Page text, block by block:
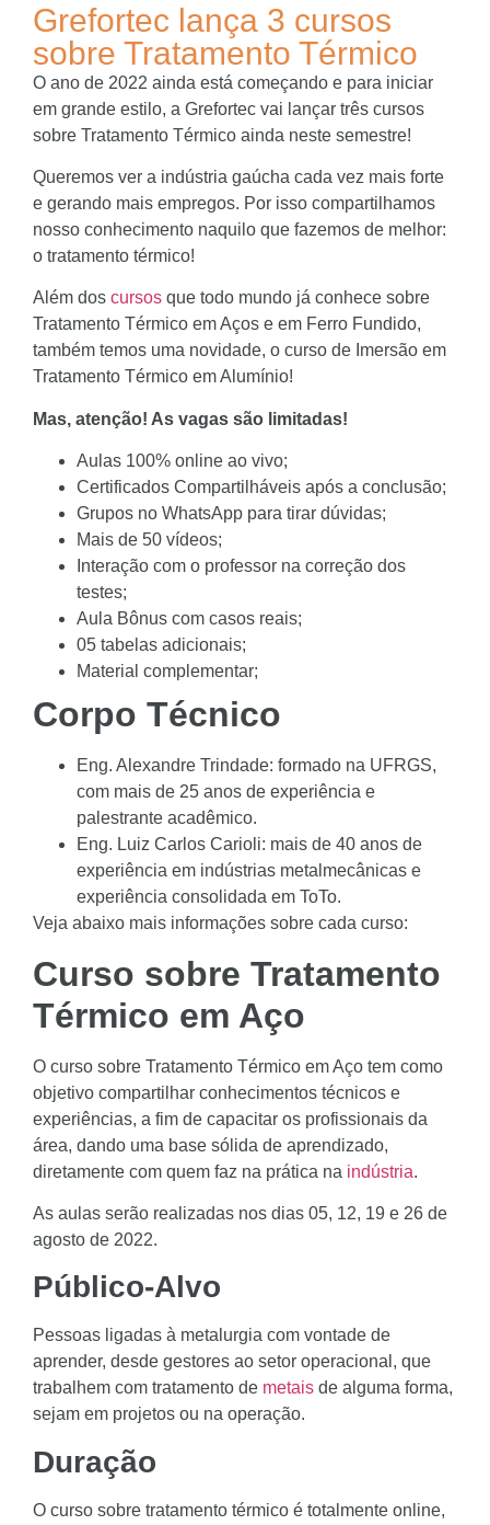
Grefortec lança 3 cursos
sobre Tratamento Térmico
O ano de 2022 ainda está começando e para iniciar
em grande estilo, a Grefortec vai lançar três cursos
sobre Tratamento Térmico ainda neste semestre!
Queremos ver a indústria gaúcha cada vez mais forte
e gerando mais empregos. Por isso compartilhamos
nosso conhecimento naquilo que fazemos de melhor:
o tratamento térmico!
Além dos cursos que todo mundo já conhece sobre
Tratamento Térmico em Aços e em Ferro Fundido,
também temos uma novidade, o curso de Imersão em
Tratamento Térmico em Alumínio!
Mas, atenção! As vagas são limitadas!
Aulas 100% online ao vivo;
Certificados Compartilháveis após a conclusão;
Grupos no WhatsApp para tirar dúvidas;
Mais de 50 vídeos;
Interação com o professor na correção dos
testes;
Aula Bônus com casos reais;
05 tabelas adicionais;
Material complementar;
Corpo Técnico
Eng. Alexandre Trindade: formado na UFRGS,
com mais de 25 anos de experiência e
palestrante acadêmico.
Eng. Luiz Carlos Carioli: mais de 40 anos de
experiência em indústrias metalmecânicas e
experiência consolidada em ToTo.
Veja abaixo mais informações sobre cada curso:
Curso sobre Tratamento
Térmico em Aço
O curso sobre Tratamento Térmico em Aço tem como
objetivo compartilhar conhecimentos técnicos e
experiências, a fim de capacitar os profissionais da
área, dando uma base sólida de aprendizado,
diretamente com quem faz na prática na indústria.
As aulas serão realizadas nos dias 05, 12, 19 e 26 de
agosto de 2022.
Público-Alvo
Pessoas ligadas à metalurgia com vontade de
aprender, desde gestores ao setor operacional, que
trabalhem com tratamento de metais de alguma forma,
sejam em projetos ou na operação.
Duração
O curso sobre tratamento térmico é totalmente online,